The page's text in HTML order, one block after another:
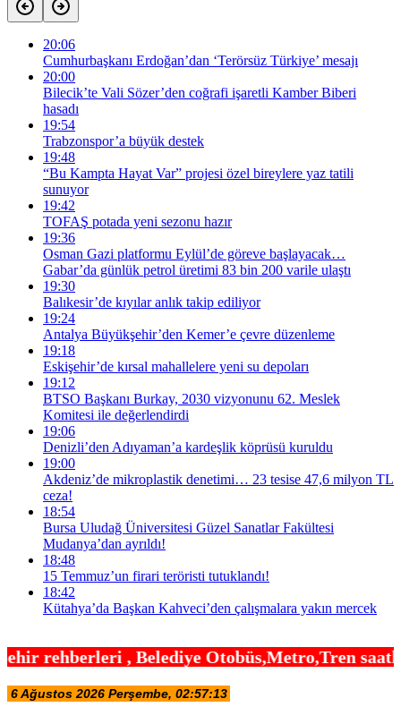
20:06
Cumhurbaşkanı Erdoğan’dan ‘Terörsüz Türkiye’ mesajı
20:00
Bilecik’te Vali Sözer’den coğrafi işaretli Kamber Biberi
hasadı
19:54
Trabzonspor’a büyük destek
19:48
“Bu Kampta Hayat Var” projesi özel bireylere yaz tatili
sunuyor
19:42
TOFAŞ potada yeni sezonu hazır
19:36
Osman Gazi platformu Eylül’de göreve başlayacak…
Gabar’da günlük petrol üretimi 83 bin 200 varile ulaştı
19:30
Balıkesir’de kıyılar anlık takip ediliyor
19:24
Antalya Büyükşehir’den Kemer’e çevre düzenleme
19:18
Eskişehir’de kırsal mahallelere yeni su depoları
19:12
BTSO Başkanı Burkay, 2030 vizyonunu 62. Meslek
Komitesi ile değerlendirdi
19:06
Denizli’den Adıyaman’a kardeşlik köprüsü kuruldu
19:00
Akdeniz’de mikroplastik denetimi… 23 tesise 47,6 milyon TL
ceza!
18:54
Bursa Uludağ Üniversitesi Güzel Sanatlar Fakültesi
Mudanya’dan ayrıldı!
18:48
15 Temmuz’un firari teröristi tutuklandı!
18:42
Kütahya’da Başkan Kahveci’den çalışmalara yakın mercek
, Belediye Otobüs,Metro,Tren saatleri